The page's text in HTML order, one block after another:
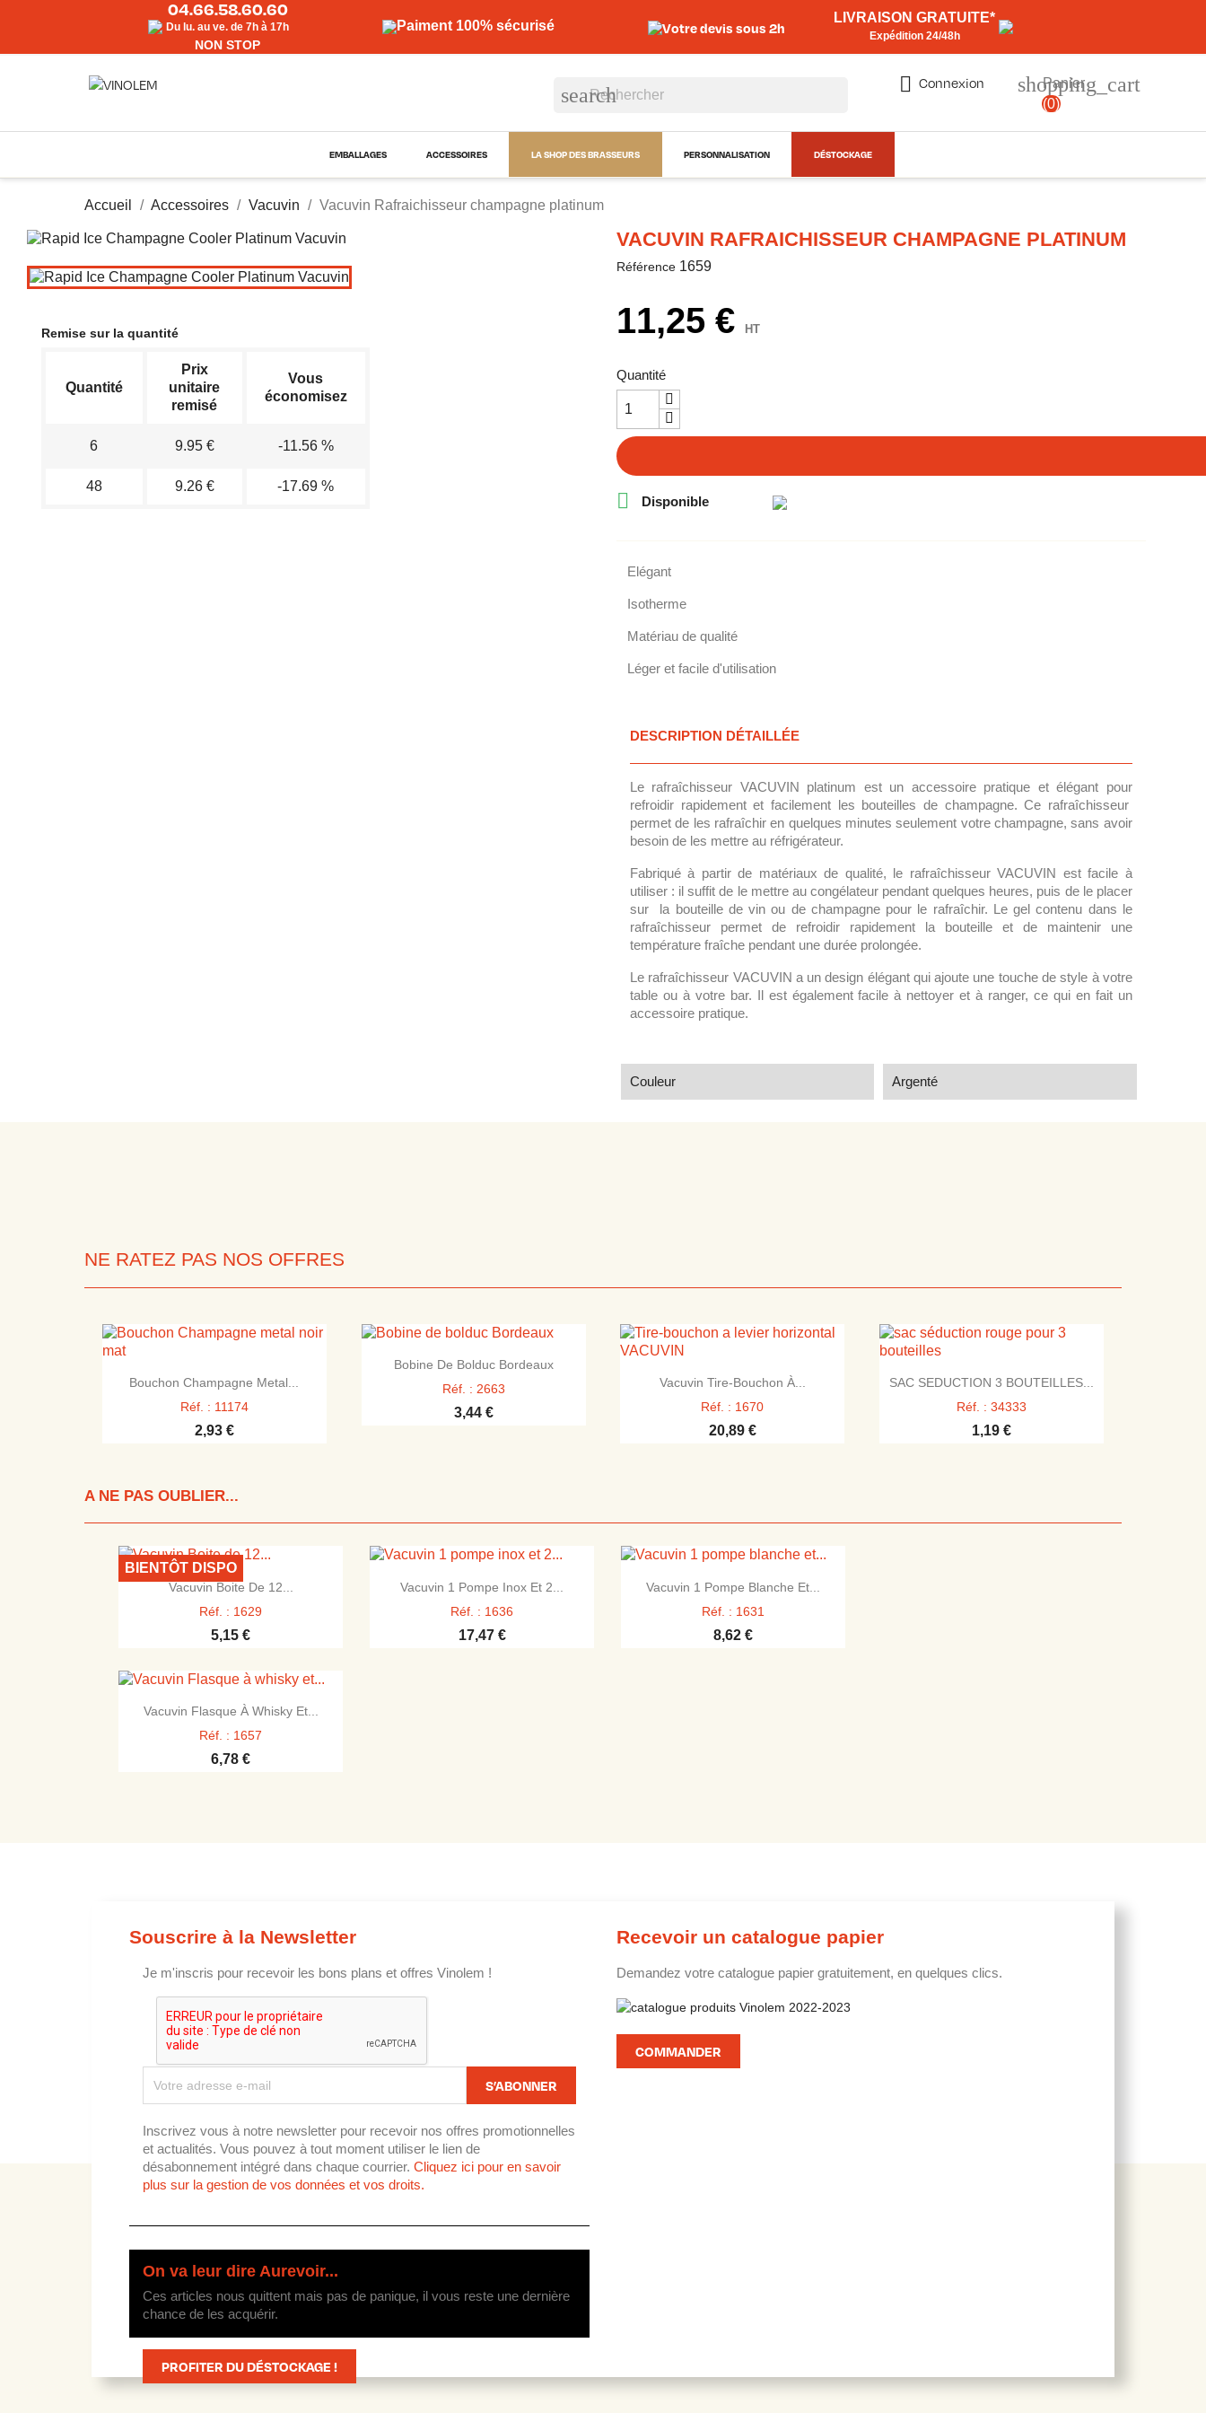
04.66.58.60.60
Du lu. au ve. de 7h à 17h
NON STOP
Paiment 100% sécurisé Votre devis sous 2h
LIVRAISON GRATUITE*
Expédition 24/48h
 Connexion shopping_cart
Panier
(0)
search
EMBALLAGES ACCESSOIRES LA SHOP DES BRASSEURS PERSONNALISATION DÉSTOCKAGE
Accueil Accessoires Vacuvin Vacuvin Rafraichisseur champagne platinum
Remise sur la quantité
Quantité
Prix
unitaire
remisé
Vous
économisez
6 9.95 € -11.56 %
48 9.26 € -17.69 %
VACUVIN RAFRAICHISSEUR CHAMPAGNE PLATINUM
Référence 1659
11,25 € HT
Quantité
 Disponible
Elégant
Isotherme
Matériau de qualité
Léger et facile d'utilisation
DESCRIPTION DÉTAILLÉE
Le rafraîchisseur VACUVIN platinum est un accessoire pratique et élégant pour
refroidir rapidement et facilement les bouteilles de champagne. Ce rafraîchisseur
permet de les rafraîchir en quelques minutes seulement votre champagne, sans avoir
besoin de les mettre au réfrigérateur.
Fabriqué à partir de matériaux de qualité, le rafraîchisseur VACUVIN est facile à
utiliser : il suffit de le mettre au congélateur pendant quelques heures, puis de le placer
sur la bouteille de vin ou de champagne pour le rafraîchir. Le gel contenu dans le
rafraîchisseur permet de refroidir rapidement la bouteille et de maintenir une
température fraîche pendant une durée prolongée.
Le rafraîchisseur VACUVIN a un design élégant qui ajoute une touche de style à votre
table ou à votre bar. Il est également facile à nettoyer et à ranger, ce qui en fait un
accessoire pratique.
Couleur Argenté
NE RATEZ PAS NOS OFFRES
 Aperçu rapide
Bouchon Champagne Metal...
Réf. : 11174
2,93 €
 Aperçu rapide
Bobine De Bolduc Bordeaux
Réf. : 2663
3,44 €
 Aperçu rapide
Vacuvin Tire-Bouchon À...
Réf. : 1670
20,89 €
 Aperçu rapide
SAC SEDUCTION 3 BOUTEILLES...
Réf. : 34333
1,19 €
A NE PAS OUBLIER...
 Aperçu rapide
Vacuvin Boite De 12...
Réf. : 1629
5,15 €
BIENTÔT DISPO
 Aperçu rapide
Vacuvin 1 Pompe Inox Et 2...
Réf. : 1636
17,47 €
 Aperçu rapide
Vacuvin 1 Pompe Blanche Et...
Réf. : 1631
8,62 €
 Aperçu rapide
Vacuvin Flasque À Whisky Et...
Réf. : 1657
6,78 €
Souscrire à la Newsletter
Je m'inscris pour recevoir les bons plans et offres Vinolem !
Inscrivez vous à notre newsletter pour recevoir nos offres promotionnelles
et actualités. Vous pouvez à tout moment utiliser le lien de
désabonnement intégré dans chaque courrier. Cliquez ici pour en savoir
plus sur la gestion de vos données et vos droits.
On va leur dire Aurevoir...
Ces articles nous quittent mais pas de panique, il vous reste une dernière
chance de les acquérir.
PROFITER DU DÉSTOCKAGE !
Recevoir un catalogue papier
Demandez votre catalogue papier gratuitement, en quelques clics.
COMMANDER